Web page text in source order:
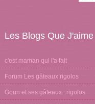
Les Blogs Que J'aime
c'est maman qui l'a fait
Forum Les gâteaux rigolos
Goun et ses gâteaux...rigolos